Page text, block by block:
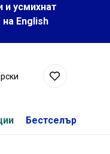
и усмихнат
Еnglish
Бестселър